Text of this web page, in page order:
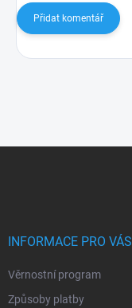
Přidat komentář
INFORMACE PRO VÁS
Věrnostní program
Způsoby platby